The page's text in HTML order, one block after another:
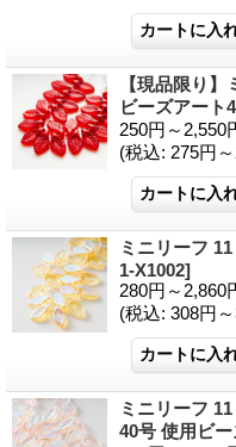
【現品限り
ビーズアート
250円～2,550
(税込: 275円
ミニリーフ
1-X1002]
280円～2,860
(税込: 308円
ミニリーフ
40号 使用ビ